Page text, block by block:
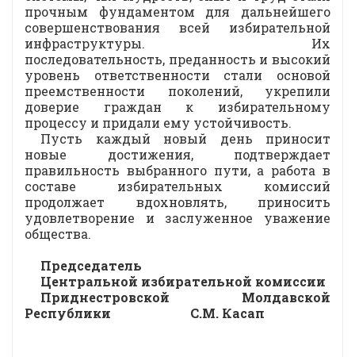
прочным фундаментом для дальнейшего
совершенствования всей избирательной
инфраструктуры. Их
последовательность, преданность и высокий
уровень ответственности стали основой
преемственности поколений, укрепили
доверие граждан к избирательному
процессу и придали ему устойчивость.
Пусть каждый новый день приносит
новые достижения, подтверждает
правильность выбранного пути, а работа в
составе избирательных комиссий
продолжает вдохновлять, приносить
удовлетворение и заслуженное уважение
общества.
Председатель
Центральной избирательной комиссии
Приднестровской Молдавской
Республики С.М. Касап